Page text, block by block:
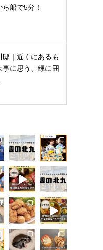
ら船で5分！
邸｜近くにあるも
事に思う、緑に囲